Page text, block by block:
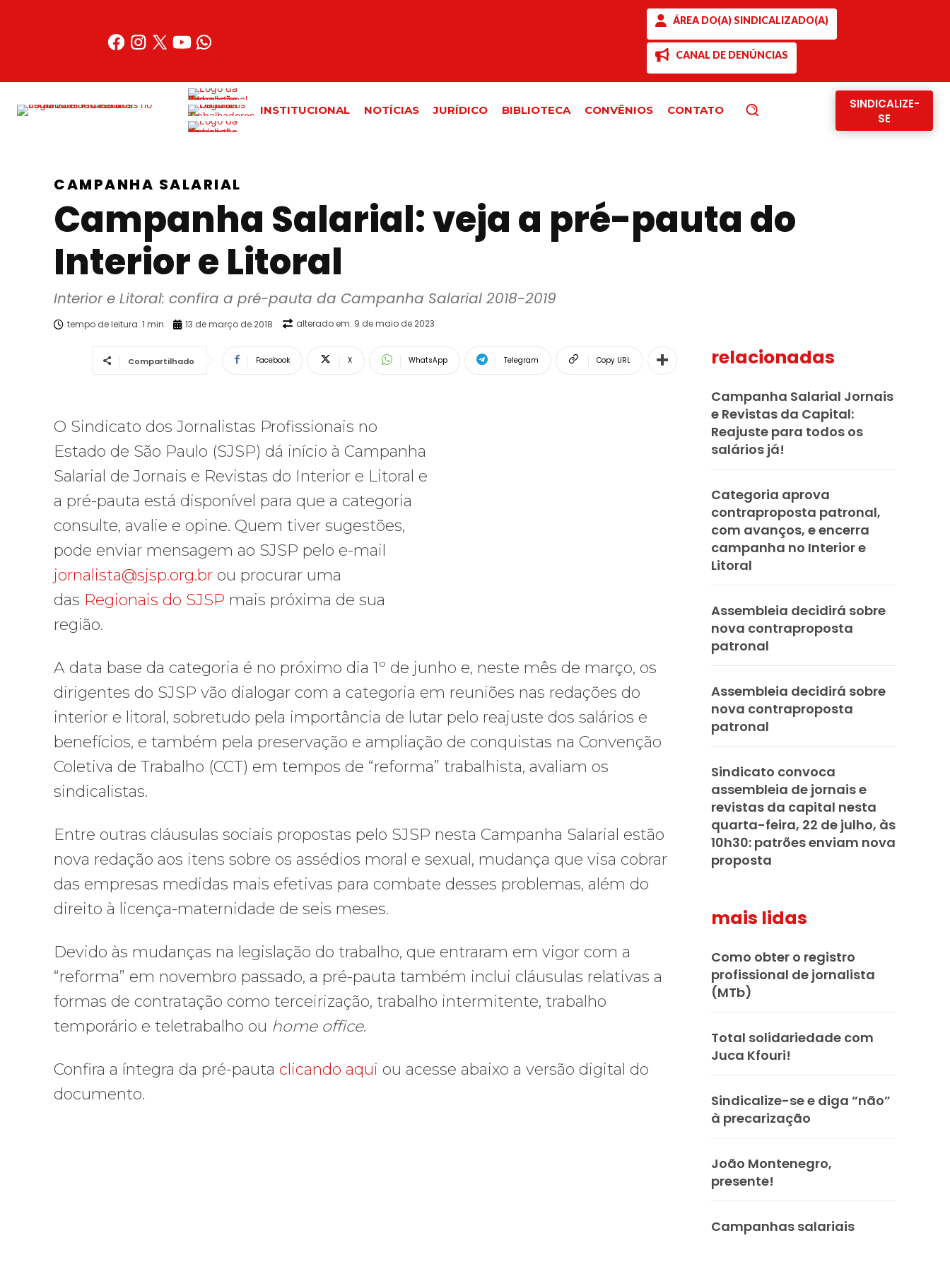
ÁREA DO(A) SINDICALIZADO(A)
CANAL DE DENÚNCIAS
INSTITUCIONAL NOTÍCIAS JURÍDICO BIBLIOTECA CONVÊNIOS CONTATO
SINDICALIZE-
SE
CAMPANHA SALARIAL
Campanha Salarial: veja a pré-pauta do
Interior e Litoral
Interior e Litoral: confira a pré-pauta da Campanha Salarial 2018-2019
tempo de leitura: 1 min. 13 de março de 2018 alterado em: 9 de maio de 2023
Compartilhado Facebook X WhatsApp Telegram Copy URL
O Sindicato dos Jornalistas Profissionais no
Estado de São Paulo (SJSP) dá início à Campanha
Salarial de Jornais e Revistas do Interior e Litoral e
a pré-pauta está disponível para que a categoria
consulte, avalie e opine. Quem tiver sugestões,
pode enviar mensagem ao SJSP pelo e-mail
jornalista@sjsp.org.br ou procurar uma
das Regionais do SJSP mais próxima de sua
região.
A data base da categoria é no próximo dia 1º de junho e, neste mês de março, os
dirigentes do SJSP vão dialogar com a categoria em reuniões nas redações do
interior e litoral, sobretudo pela importância de lutar pelo reajuste dos salários e
benefícios, e também pela preservação e ampliação de conquistas na Convenção
Coletiva de Trabalho (CCT) em tempos de “reforma” trabalhista, avaliam os
sindicalistas.
Entre outras cláusulas sociais propostas pelo SJSP nesta Campanha Salarial estão
nova redação aos itens sobre os assédios moral e sexual, mudança que visa cobrar
das empresas medidas mais efetivas para combate desses problemas, além do
direito à licença-maternidade de seis meses.
Devido às mudanças na legislação do trabalho, que entraram em vigor com a
“reforma” em novembro passado, a pré-pauta também inclui cláusulas relativas a
formas de contratação como terceirização, trabalho intermitente, trabalho
temporário e teletrabalho ou home office.
Confira a íntegra da pré-pauta clicando aqui ou acesse abaixo a versão digital do
documento.
relacionadas
Campanha Salarial Jornais
e Revistas da Capital:
Reajuste para todos os
salários já!
Categoria aprova
contraproposta patronal,
com avanços, e encerra
campanha no Interior e
Litoral
Assembleia decidirá sobre
nova contraproposta
patronal
Assembleia decidirá sobre
nova contraproposta
patronal
Sindicato convoca
assembleia de jornais e
revistas da capital nesta
quarta-feira, 22 de julho, às
10h30: patrões enviam nova
proposta
mais lidas
Como obter o registro
profissional de jornalista
(MTb)
Total solidariedade com
Juca Kfouri!
Sindicalize-se e diga “não”
à precarização
João Montenegro,
presente!
Campanhas salariais